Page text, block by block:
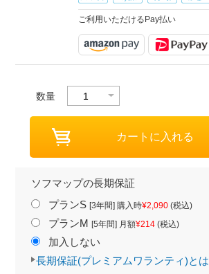
ご利用いただけるPay払い
数量
ソフマップの長期保証
プランS [3年間] 購入時¥2,090(税込)
プランM [5年間] 月額¥214(税込)
加入しない
長期保証(プレミアムワランティ)とは